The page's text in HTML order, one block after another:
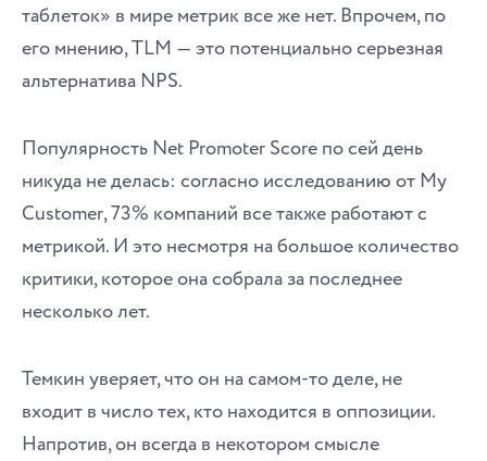
таблеток» в мире метрик все же нет. Впрочем, по
его мнению, TLM ― это потенциально серьезная
альтернатива NPS.
Популярность Net Promoter Score по сей день
никуда не делась: согласно исследованию от My
Customer, 73% компаний все также работают с
метрикой. И это несмотря на большое количество
критики, которое она собрала за последнее
несколько лет.
Темкин уверяет, что он на самом-то деле, не
входит в число тех, кто находится в оппозиции.
Напротив, он всегда в некотором смысле